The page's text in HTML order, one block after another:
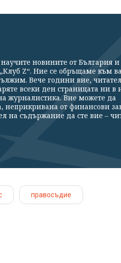
новините от България и
Z“. Ние се обръщаме към
Вече години вие,
всеки ден страницата ни в
журналистика. Вие можете да
неприкривана от финансови
на съдържание да сте вие –
правосъдие